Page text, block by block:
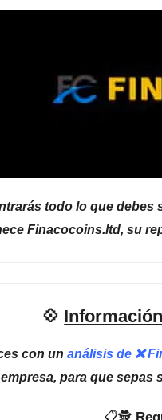
todo lo que
Finacocoins.ltd, su
💠
con unanálisis de ❌
para que